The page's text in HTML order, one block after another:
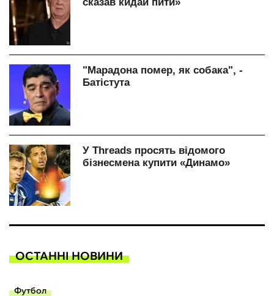
ОСТАННІ НОВИНИ
Футбол